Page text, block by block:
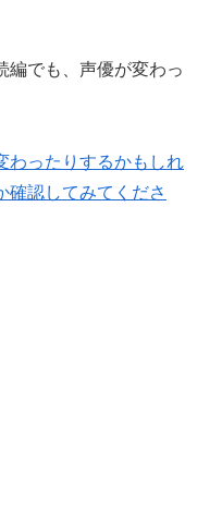
編でも、声優が変わっ
わったりするかもしれ
確認してみてくださ